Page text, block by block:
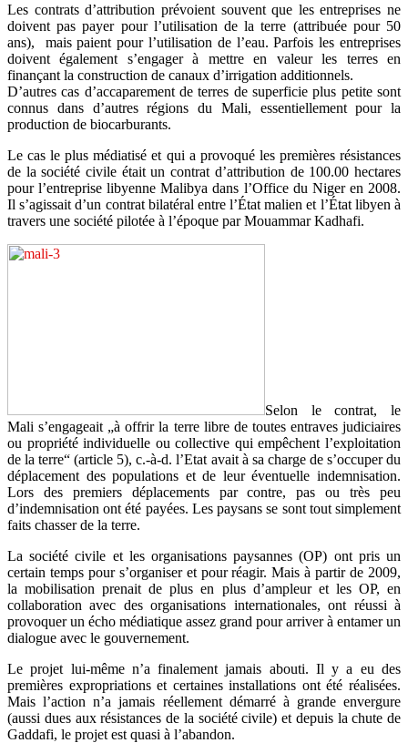
Les contrats d’attribution prévoient souvent que les entreprises ne
doivent pas payer pour l’utilisation de la terre (attribuée pour 50
ans), mais paient pour l’utilisation de l’eau. Parfois les entreprises
doivent également s’engager à mettre en valeur les terres en
finançant la construction de canaux d’irrigation additionnels.
D’autres cas d’accaparement de terres de superficie plus petite sont
connus dans d’autres régions du Mali, essentiellement pour la
production de biocarburants.
Le cas le plus médiatisé et qui a provoqué les premières résistances
de la société civile était un contrat d’attribution de 100.00 hectares
pour l’entreprise libyenne Malibya dans l’Office du Niger en 2008.
Il s’agissait d’un contrat bilatéral entre l’État malien et l’État libyen à
travers une société pilotée à l’époque par Mouammar Kadhafi.
Selon le contrat, le
Mali s’engageait „à offrir la terre libre de toutes entraves judiciaires
ou propriété individuelle ou collective qui empêchent l’exploitation
de la terre“ (article 5), c.-à-d. l’Etat avait à sa charge de s’occuper du
déplacement des populations et de leur éventuelle indemnisation.
Lors des premiers déplacements par contre, pas ou très peu
d’indemnisation ont été payées. Les paysans se sont tout simplement
faits chasser de la terre.
La société civile et les organisations paysannes (OP) ont pris un
certain temps pour s’organiser et pour réagir. Mais à partir de 2009,
la mobilisation prenait de plus en plus d’ampleur et les OP, en
collaboration avec des organisations internationales, ont réussi à
provoquer un écho médiatique assez grand pour arriver à entamer un
dialogue avec le gouvernement.
Le projet lui-même n’a finalement jamais abouti. Il y a eu des
premières expropriations et certaines installations ont été réalisées.
Mais l’action n’a jamais réellement démarré à grande envergure
(aussi dues aux résistances de la société civile) et depuis la chute de
Gaddafi, le projet est quasi à l’abandon.